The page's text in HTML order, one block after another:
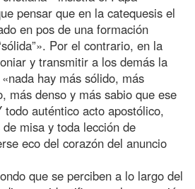
pensar que en la catequesis el
en pos de una formación
Por el contrario, en la
y transmitir a los demás la
hay más sólido, más
más denso y más sabio que ese
auténtico acto apostólico,
misa y toda lección de
eco del corazón del anuncio
que se perciben a lo largo del